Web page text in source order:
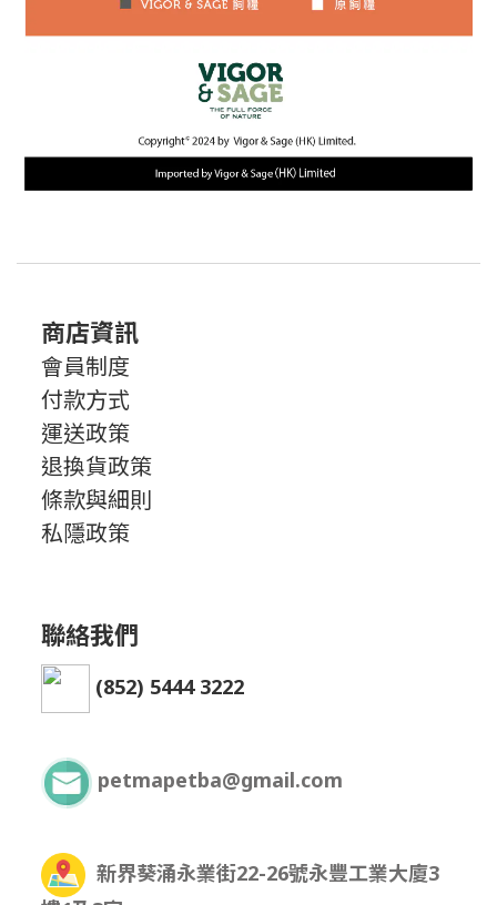
商店資訊
會員制度
付款方式
運送政策
退換貨政策
條款與細則
私隱政策
聯絡我們
(852) 5444 3222
petmapetba@gmail.com
新界葵涌永業街22-26號永豐工業大廈3